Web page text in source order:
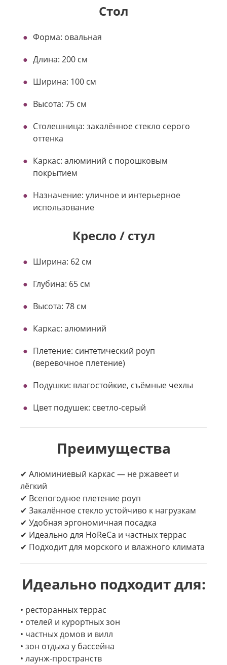
Стол
Форма: овальная
Длина: 200 см
Ширина: 100 см
Высота: 75 см
Столешница: закалённое стекло серого
оттенка
Каркас: алюминий с порошковым
покрытием
Назначение: уличное и интерьерное
использование
Кресло / стул
Ширина: 62 см
Глубина: 65 см
Высота: 78 см
Каркас: алюминий
Плетение: синтетический роуп
(веревочное плетение)
Подушки: влагостойкие, съёмные чехлы
Цвет подушек: светло-серый
Преимущества
✔ Алюминиевый каркас — не ржавеет и
лёгкий
✔ Всепогодное плетение роуп
✔ Закалённое стекло устойчиво к нагрузкам
✔ Удобная эргономичная посадка
✔ Идеально для HoReCa и частных террас
✔ Подходит для морского и влажного климата
Идеально подходит для:
• ресторанных террас
• отелей и курортных зон
• частных домов и вилл
• зон отдыха у бассейна
• лаунж-пространств